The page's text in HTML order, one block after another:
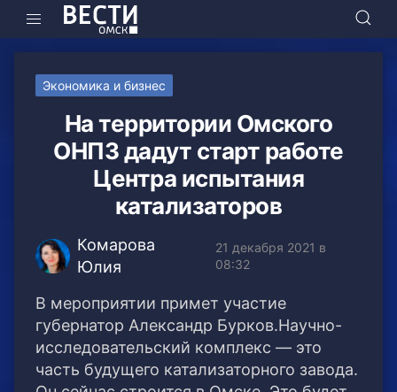
Экономика и бизнес
На территории Омского
ОНПЗ дадут старт работе
Центра испытания
катализаторов
Комарова
Юлия
21 декабря 2021 в
08:32
В мероприятии примет участие
губернатор Александр Бурков.Научно-
исследовательский комплекс — это
часть будущего катализаторного завода.